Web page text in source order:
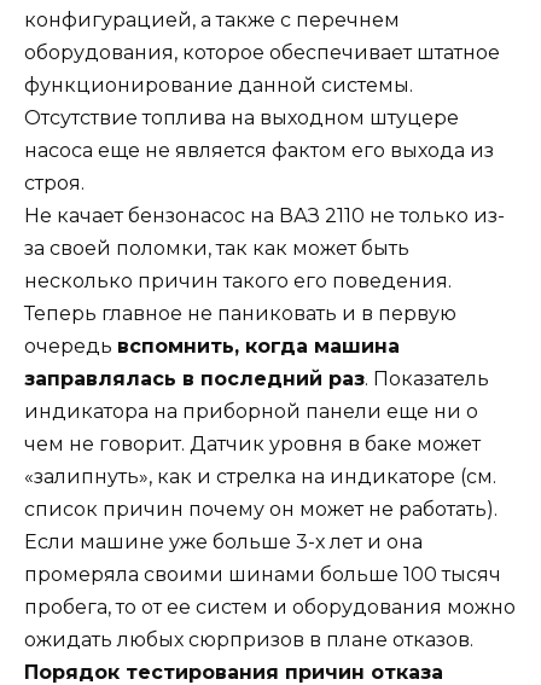
конфигурацией, а также с перечнем
оборудования, которое обеспечивает штатное
функционирование данной системы.
Отсутствие топлива на выходном штуцере
насоса еще не является фактом его выхода из
строя.
Не качает бензонасос на ВАЗ 2110 не только из-
за своей поломки, так как может быть
несколько причин такого его поведения.
Теперь главное не паниковать и в первую
очередь вспомнить, когда машина
заправлялась в последний раз. Показатель
индикатора на приборной панели еще ни о
чем не говорит. Датчик уровня в баке может
«залипнуть», как и стрелка на индикаторе (см.
список причин почему он может не работать).
Если машине уже больше 3-х лет и она
промеряла своими шинами больше 100 тысяч
пробега, то от ее систем и оборудования можно
ожидать любых сюрпризов в плане отказов.
Порядок тестирования причин отказа